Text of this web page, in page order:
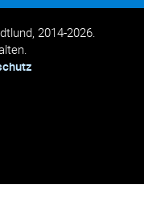
2014-2026.